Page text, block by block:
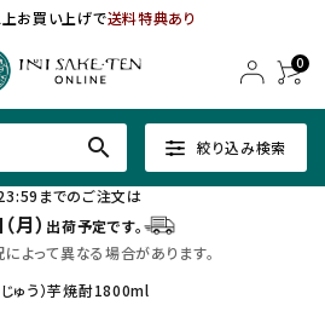
お買い上げで送料特典あり
0
絞り込み検索
search
までのご注文は
月） 出荷予定です。
よって異なる場合があります。
ゅう）芋焼酎1800ml